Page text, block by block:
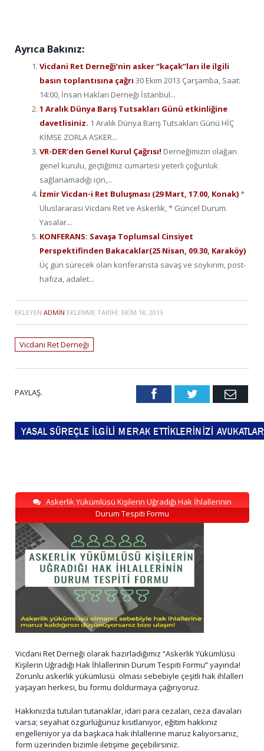
Ayrıca Bakınız:
Vicdani Ret Derneği’nin asker “kaçak”ları ile ilgili
basın toplantısına çağrı 30 Ekim 2013 Çarşamba, Saat:
14:00, İnsan Hakları Derneği İstanbul...
1 Aralık Dünya Barış Tutsakları Günü etkinliğine
davetlisiniz. 1 Aralık Dünya Barış Tutsakları Günü HİÇ
KİMSE ZORLA ASKER...
VR-DER’den Genel Kurul Çağrısı! Derneğimizin olağan
genel kurulu, geçtiğimiz cumartesi yeterli çoğunluk
sağlanamadığı için,...
İzmir Vicdan-i Ret Buluşması (29 Mart, 17.00, Konak)*
Uluslararası Vicdani Ret ve Askerlik, * Güncel Durum.
Yasalar...
KONFERANS: Savaşa Toplumsal Cinsiyet
Perspektifinden Bakacaklar(25 Nisan, 09.30, Karaköy)
Üç gün sürecek olan konferansta savaş ve soykırım, post-
hafıza, adalet...
EKLEYEN ADMIN EKLENME TARIHI: EKIM 18, 2013
Vicdani Ret Derneği
PAYLAŞ. FacebookTwitter Email
Askerlik Yükümlüsü Kişilerin Uğradığı Hak İhlallerinin
Durum Tespiti Formu
Vicdani Ret Derneği olarak hazırladığımız “Askerlik Yükümlüsü
Kişilerin Uğradığı Hak İhlallerinin Durum Tespiti Formu” yayında!
Zorunlu askerlik yükümlüsü olması sebebiyle çeşitli hak ihlalleri
yaşayan herkesi, bu formu doldurmaya çağırıyoruz.
Hakkınızda tutulan tutanaklar, idari para cezaları, ceza davaları
varsa; seyahat özgürlüğünüz kısıtlanıyor, eğitim hakkınız
engelleniyor ya da başkaca hak ihlallerine maruz kalıyorsanız,
form üzerinden bizimle iletişime geçebilirsiniz.